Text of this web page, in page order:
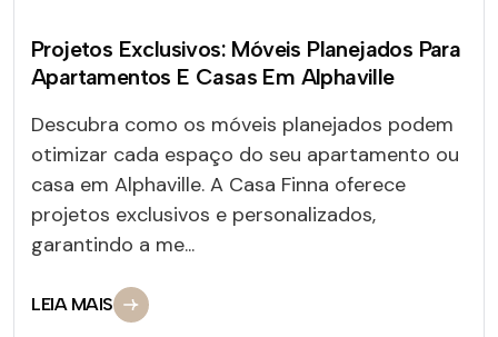
Projetos Exclusivos: Móveis Planejados Para
Apartamentos E Casas Em Alphaville
Descubra como os móveis planejados podem
otimizar cada espaço do seu apartamento ou
casa em Alphaville. A Casa Finna oferece
projetos exclusivos e personalizados,
garantindo a me...
LEIA MAIS